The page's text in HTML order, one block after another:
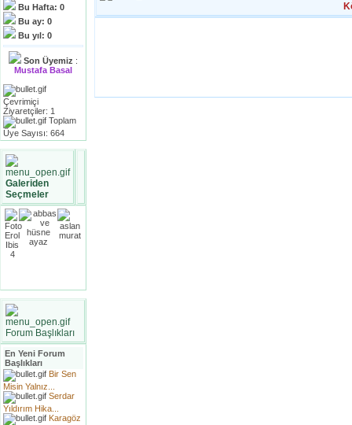
Bu Hafta: 0
Bu ay: 0
Bu yıl: 0
Son Üyemiz :
Mustafa Basal
Çevrimiçi
Ziyaretçiler: 1
Toplam
Üye Sayısı: 664
Galeriden
Seçmeler
Forum Başlıkları
En Yeni Forum
Başlıkları
Bir Sen
Misin Yalnız...
Serdar
Yıldırım Hika...
Karagöz